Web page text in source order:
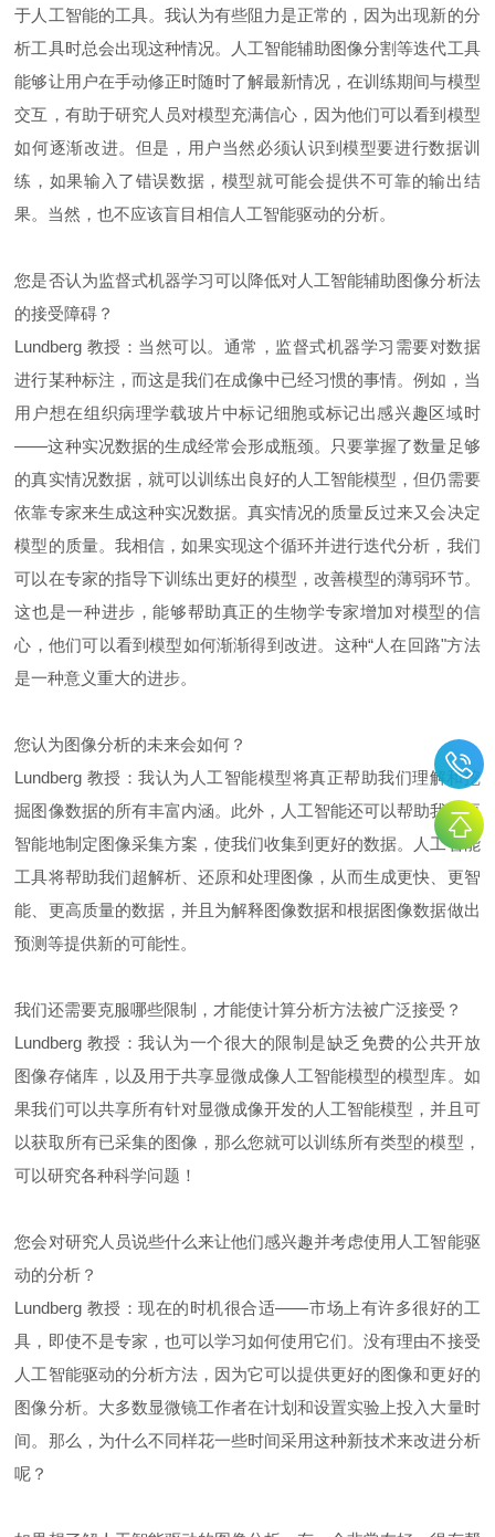
于人工智能的工具。我认为有些阻力是正常的，因为出现新的分
析工具时总会出现这种情况。人工智能辅助图像分割等迭代工具
能够让用户在手动修正时随时了解最新情况，在训练期间与模型
交互，有助于研究人员对模型充满信心，因为他们可以看到模型
如何逐渐改进。但是，用户当然必须认识到模型要进行数据训
练，如果输入了错误数据，模型就可能会提供不可靠的输出结
果。当然，也不应该盲目相信人工智能驱动的分析。
您是否认为监督式机器学习可以降低对人工智能辅助图像分析法
的接受障碍？
Lundberg 教授：当然可以。通常，监督式机器学习需要对数据
进行某种标注，而这是我们在成像中已经习惯的事情。例如，当
用户想在组织病理学载玻片中标记细胞或标记出感兴趣区域时
——这种实况数据的生成经常会形成瓶颈。只要掌握了数量足够
的真实情况数据，就可以训练出良好的人工智能模型，但仍需要
依靠专家来生成这种实况数据。真实情况的质量反过来又会决定
模型的质量。我相信，如果实现这个循环并进行迭代分析，我们
可以在专家的指导下训练出更好的模型，改善模型的薄弱环节。
这也是一种进步，能够帮助真正的生物学专家增加对模型的信
心，他们可以看到模型如何渐渐得到改进。这种“人在回路"方法
是一种意义重大的进步。
您认为图像分析的未来会如何？
Lundberg 教授：我认为人工智能模型将真正帮助我们理解和挖
掘图像数据的所有丰富内涵。此外，人工智能还可以帮助我们更
智能地制定图像采集方案，使我们收集到更好的数据。人工智能
工具将帮助我们超解析、还原和处理图像，从而生成更快、更智
能、更高质量的数据，并且为解释图像数据和根据图像数据做出
预测等提供新的可能性。
我们还需要克服哪些限制，才能使计算分析方法被广泛接受？
Lundberg 教授：我认为一个很大的限制是缺乏免费的公共开放
图像存储库，以及用于共享显微成像人工智能模型的模型库。如
果我们可以共享所有针对显微成像开发的人工智能模型，并且可
以获取所有已采集的图像，那么您就可以训练所有类型的模型，
可以研究各种科学问题！
您会对研究人员说些什么来让他们感兴趣并考虑使用人工智能驱
动的分析？
Lundberg 教授：现在的时机很合适——市场上有许多很好的工
具，即使不是专家，也可以学习如何使用它们。没有理由不接受
人工智能驱动的分析方法，因为它可以提供更好的图像和更好的
图像分析。大多数显微镜工作者在计划和设置实验上投入大量时
间。那么，为什么不同样花一些时间采用这种新技术来改进分析
呢？